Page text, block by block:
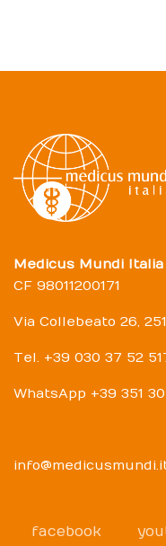
Medicus Mundi Italia
CF 98011200171
Via Collebeato 26,
Tel. +39 030 37 52
WhatsApp +39 351
facebook